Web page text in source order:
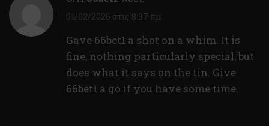
01/02/2026 στις 8:37 πμ
Gave 66bet1 a shot on a whim. It is
fine, nothing particularly special, but
does what it says on the tin. Give
66bet1 a go if you have some time.